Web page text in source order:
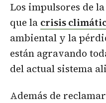
Los impulsores de
que la crisis
ambiental y la
están agravando
del actual sistema
Además de